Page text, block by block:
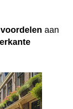
voordelen aan